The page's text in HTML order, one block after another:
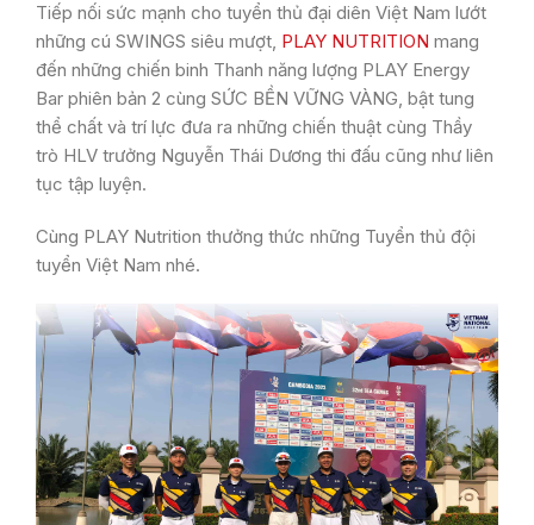
Tiếp nối sức mạnh cho tuyển thủ đại diên Việt Nam lướt
những cú SWINGS siêu mượt, PLAY NUTRITION mang
đến những chiến binh Thanh năng lượng PLAY Energy
Bar phiên bản 2 cùng SỨC BỀN VỮNG VÀNG, bật tung
thể chất và trí lực đưa ra những chiến thuật cùng Thầy
trò HLV trưởng Nguyễn Thái Dương thi đấu cũng như liên
tục tập luyện.
Cùng PLAY Nutrition thưởng thức những Tuyển thủ đội
tuyển Việt Nam nhé.